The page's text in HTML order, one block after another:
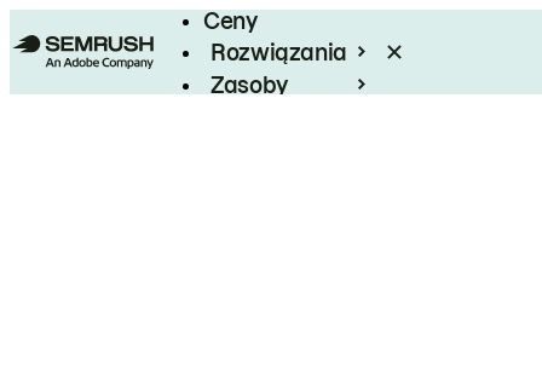
Ceny
Rozwiązania
Zasoby